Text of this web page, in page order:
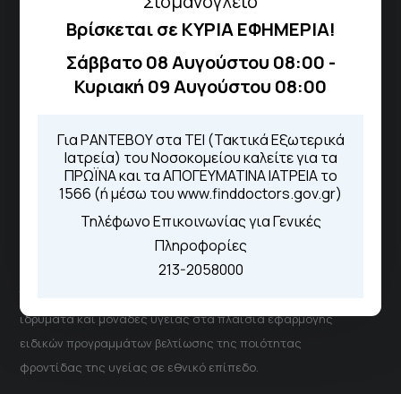
Βρίσκεται σε ΚΥΡΙΑ ΕΦΗΜΕΡΙΑ!
Σάββατο 08 Αυγούστου 08:00 -
Κυριακή 09 Αυγούστου 08:00
Για ΡΑΝΤΕΒΟΥ στα ΤΕΙ (Τακτικά Εξωτερικά
Ιατρεία) του Νοσοκομείου καλείτε για τα
ΠΡΩΪΝΑ και τα ΑΠΟΓΕΥΜΑΤΙΝΑ ΙΑΤΡΕΙΑ το
1566 (ή μέσω του www.finddoctors.gov.gr)
Τηλέφωνο Επικοινωνίας για Γενικές
Πληροφορίες
213-2058000
Τηλέφωνα για Ραντεβού
Για τα πρωινά και τα απογευματινά
ιατρεία:
Από τον ιστότοπο
1566
Μέσω της εφαρμογής "MyHealth
App"
ΓΝΑ Νοσοκομείο Σισμανόγλειο - Αμαλία Φλέμιγκ
ιδρύματα και μονάδες υγείας στα πλαίσια εφαρμογής
ειδικών προγραμμάτων βελτίωσης της ποιότητας
φροντίδας της υγείας σε εθνικό επίπεδο.